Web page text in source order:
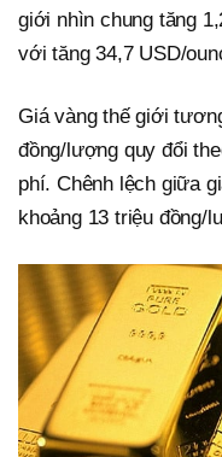
giới nhìn chung tăng
với tăng 34,7 USD/
Giá vàng thế giới
đồng/lượng quy đổi
phí. Chênh lệch giữa
khoảng 13 triệu đồng/